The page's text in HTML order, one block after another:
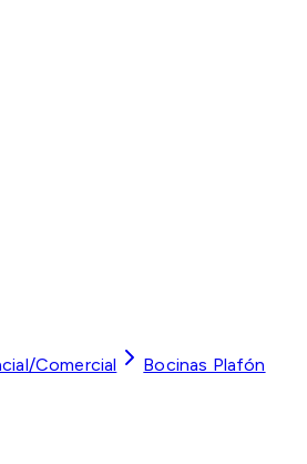
Comercial Bocinas Plafón